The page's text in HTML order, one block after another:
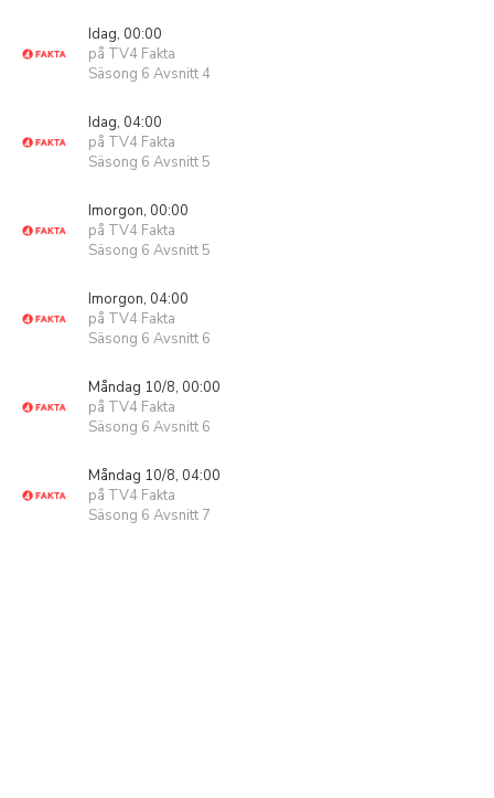
Idag, 00:00
på TV4 Fakta
Säsong 6 Avsnitt 4
Idag, 04:00
på TV4 Fakta
Säsong 6 Avsnitt 5
Imorgon, 00:00
på TV4 Fakta
Säsong 6 Avsnitt 5
Imorgon, 04:00
på TV4 Fakta
Säsong 6 Avsnitt 6
Måndag 10/8, 00:00
på TV4 Fakta
Säsong 6 Avsnitt 6
Måndag 10/8, 04:00
på TV4 Fakta
Säsong 6 Avsnitt 7